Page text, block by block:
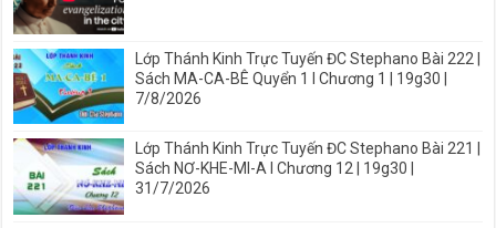
Lớp Thánh Kinh Trực Tuyến ĐC Stephano Bài 222 |
Sách MA-CA-BÊ Quyển 1 I Chương 1 | 19g30 |
7/8/2026
Lớp Thánh Kinh Trực Tuyến ĐC Stephano Bài 221 |
Sách NƠ-KHE-MI-A I Chương 12 | 19g30 |
31/7/2026